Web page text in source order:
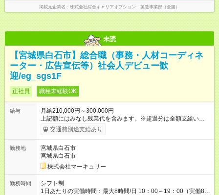
掲載元企業名 株式会社綜合キャリアオプション 製造事業部（全国）
未読
【宮城県白石市】総合職（事務・人材コーディネ
ーター・広告宣伝等）社会人デビュー歓
迎/eg_sgs1F
正社員 職種未経験OK
給与
月給210,000円～300,000円
上記額にはみなし残業代を含みます。※超過分は全額支給いたし
ます。 みなし残業代 14,616円／月 みなし残業時間 10時間／月
※給与額は能力やスキルを考慮し、当社規定により決定します。
給与は本採用時と同じです。
交通費別途支給あり
勤務地
宮城県白石市
宮城県白石市
株式会社マーキュリー
勤務時間
シフト制
1日あたりの実働時間：最大8時間/日 10：00～19：00（実働8時